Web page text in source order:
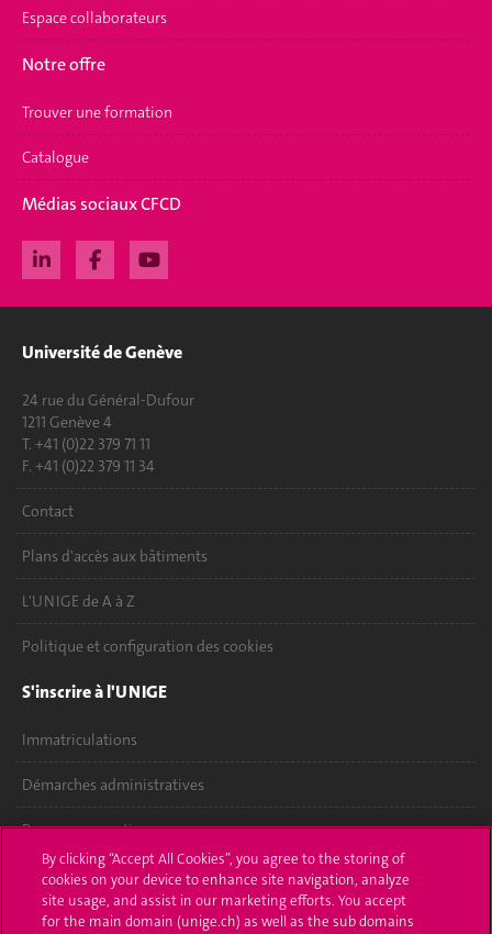
Espace collaborateurs
Notre offre
Trouver une formation
Catalogue
Médias sociaux CFCD
Université de Genève
24 rue du Général-Dufour
1211 Genève 4
T. +41 (0)22 379 71 11
F. +41 (0)22 379 11 34
Contact
Plans d'accès aux bâtiments
L'UNIGE de A à Z
Politique et configuration des cookies
S'inscrire à l'UNIGE
Immatriculations
Démarches administratives
Poser une question
L'UNIGE vous informe
UNIGE Mobile
By clicking “Accept All Cookies”, you agree to the storing of
cookies on your device to enhance site navigation, analyze
site usage, and assist in our marketing efforts. You accept
for the main domain (unige.ch) as well as the sub domains